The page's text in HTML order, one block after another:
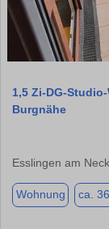
1,5 Zi-DG-
Burgnähe
Esslingen am
Wohnung ca.